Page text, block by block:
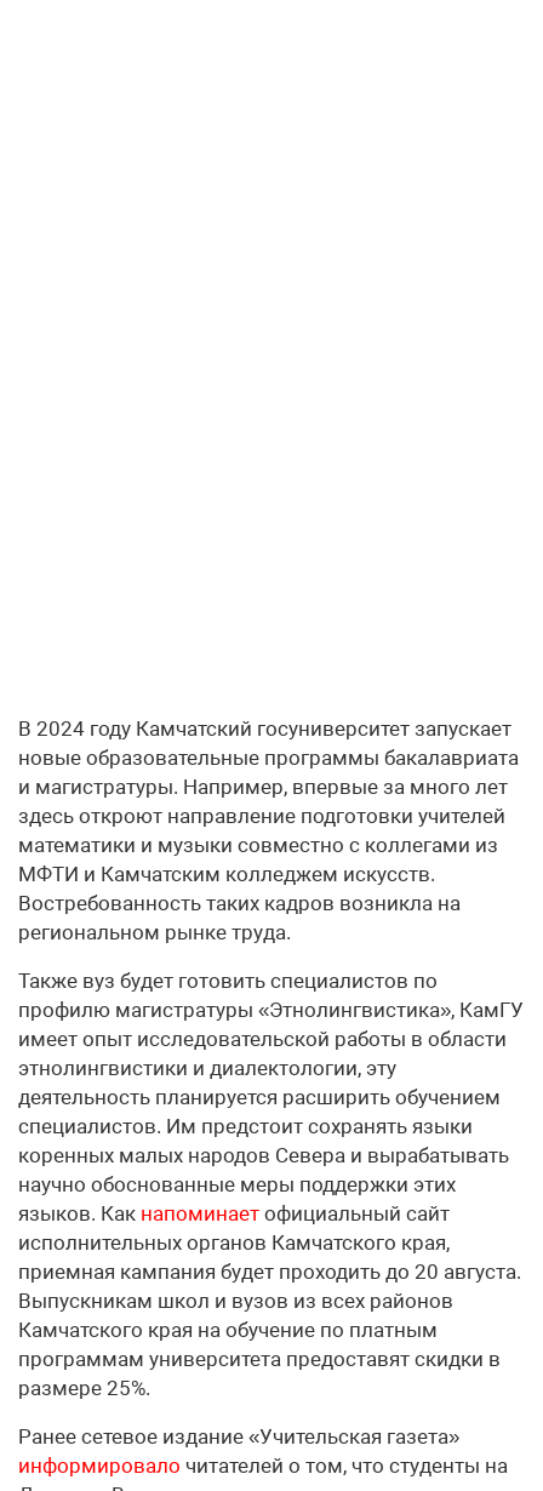
В 2024 году Камчатский госуниверситет запускает
новые образовательные программы бакалавриата
и магистратуры. Например, впервые за много лет
здесь откроют направление подготовки учителей
математики и музыки совместно с коллегами из
МФТИ и Камчатским колледжем искусств.
Востребованность таких кадров возникла на
региональном рынке труда.
Также вуз будет готовить специалистов по
профилю магистратуры «Этнолингвистика», КамГУ
имеет опыт исследовательской работы в области
этнолингвистики и диалектологии, эту
деятельность планируется расширить обучением
специалистов. Им предстоит сохранять языки
коренных малых народов Севера и вырабатывать
научно обоснованные меры поддержки этих
языков. Как напоминает официальный сайт
исполнительных органов Камчатского края,
приемная кампания будет проходить до 20 августа.
Выпускникам школ и вузов из всех районов
Камчатского края на обучение по платным
программам университета предоставят скидки в
размере 25%.
Ранее сетевое издание «Учительская газета»
информировало читателей о том, что студенты на